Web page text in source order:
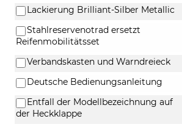
Lackierung Brilliant-Silber Metallic
Stahlreservenotrad ersetzt
Reifenmobilitätsset
Verbandskasten und Warndreieck
Deutsche Bedienungsanleitung
Entfall der Modellbezeichnung auf
der Heckklappe